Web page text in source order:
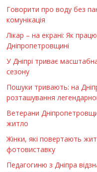
Говорити про воду без
комунікація
Лікар – на екрані: Як
Дніпропетровщині
У Дніпрі триває
сезону
Пошуки тривають: на
розташування
Ветерани
житло
Жінки, які повертають
фотовиставку
Педагогиню з Дніпра